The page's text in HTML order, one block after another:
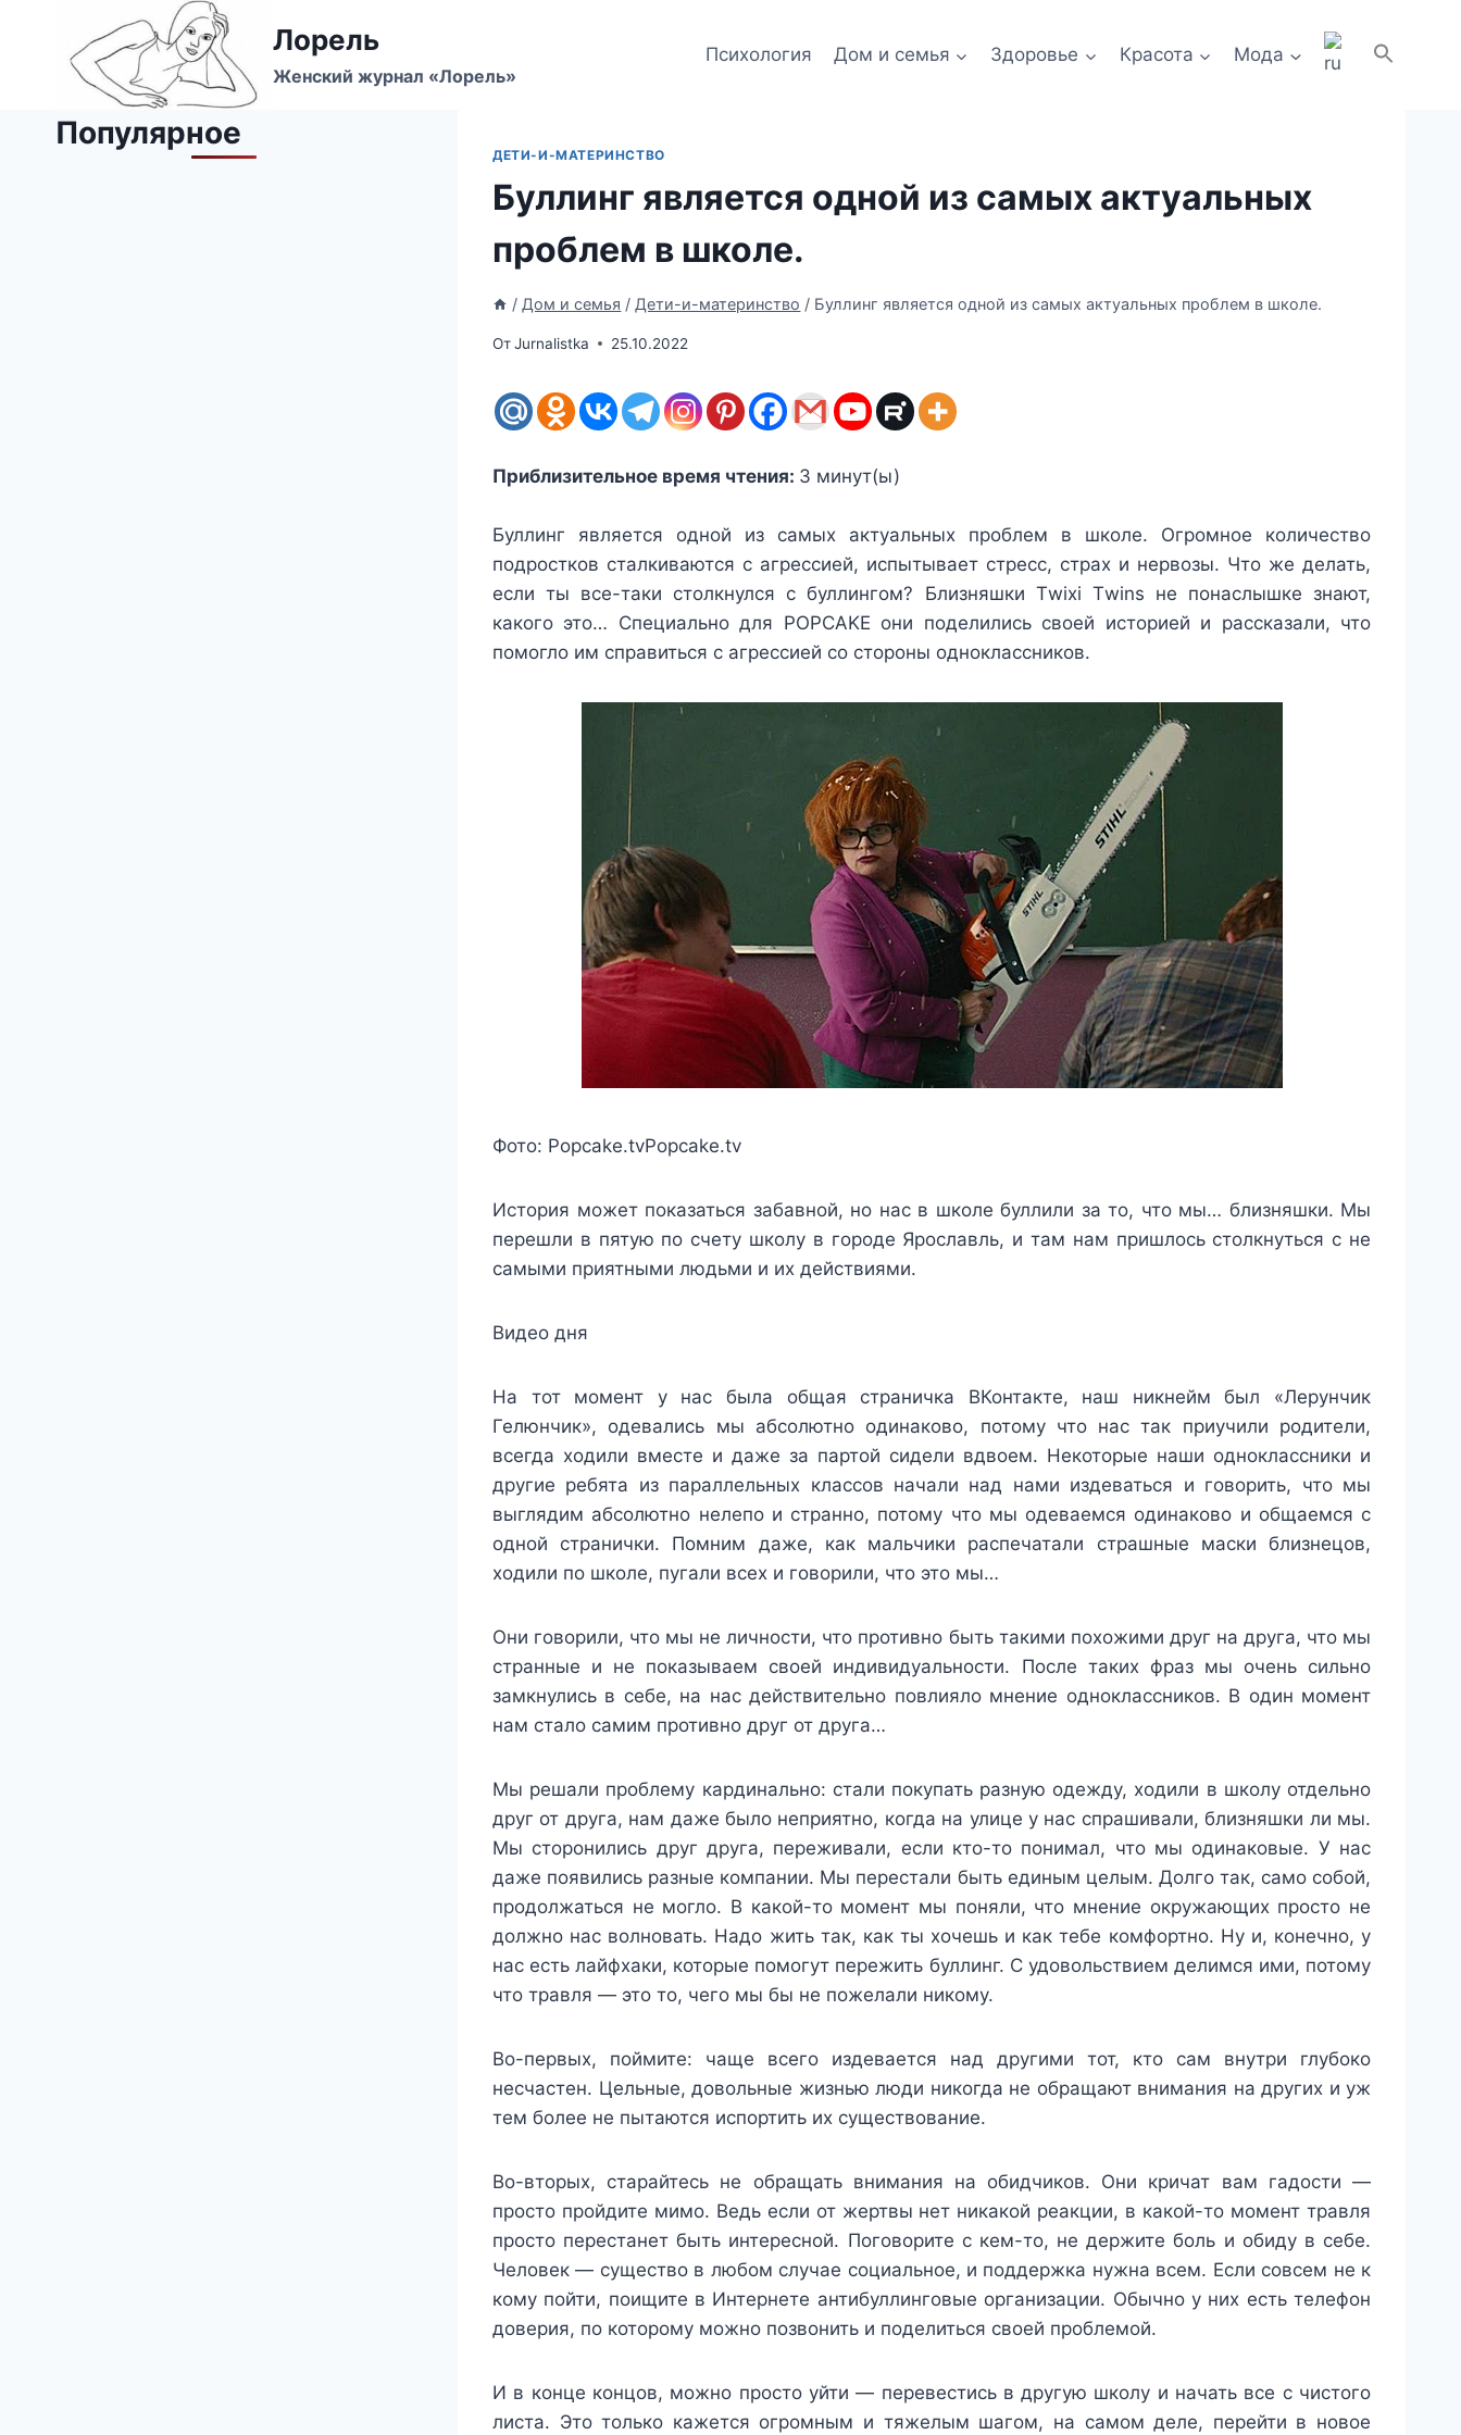
содержимому
Лорель
Женский журнал «Лорель»
Психология Дом и семья Здоровье Красота Мода
ДЕТИ-И-МАТЕРИНСТВО
Буллинг является одной из самых актуальных
проблем в школе.
/ Дом и семья / Дети-и-материнство / Буллинг является одной из самых актуальных проблем в школе.
ОтJurnalistka 25.10.2022
Приблизительное время чтения: 3 минут(ы)
Буллинг является одной из самых актуальных проблем в школе. Огромное количество
подростков сталкиваются с агрессией, испытывает стресс, страх и нервозы. Что же делать,
если ты все-таки столкнулся с буллингом? Близняшки Тwixi Тwins не понаслышке знают,
какого это… Специально для POPCAKE они поделились своей историей и рассказали, что
помогло им справиться с агрессией со стороны одноклассников.
Фото: Popcake.tvPopcake.tv
История может показаться забавной, но нас в школе буллили за то, что мы… близняшки. Мы
перешли в пятую по счету школу в городе Ярославль, и там нам пришлось столкнуться с не
самыми приятными людьми и их действиями.
Видео дня
На тот момент у нас была общая страничка ВКонтакте, наш никнейм был «Лерунчик
Гелюнчик», одевались мы абсолютно одинаково, потому что нас так приучили родители,
всегда ходили вместе и даже за партой сидели вдвоем. Некоторые наши одноклассники и
другие ребята из параллельных классов начали над нами издеваться и говорить, что мы
выглядим абсолютно нелепо и странно, потому что мы одеваемся одинаково и общаемся с
одной странички. Помним даже, как мальчики распечатали страшные маски близнецов,
ходили по школе, пугали всех и говорили, что это мы…
Они говорили, что мы не личности, что противно быть такими похожими друг на друга, что мы
странные и не показываем своей индивидуальности. После таких фраз мы очень сильно
замкнулись в себе, на нас действительно повлияло мнение одноклассников. В один момент
нам стало самим противно друг от друга…
Мы решали проблему кардинально: стали покупать разную одежду, ходили в школу отдельно
друг от друга, нам даже было неприятно, когда на улице у нас спрашивали, близняшки ли мы.
Мы сторонились друг друга, переживали, если кто-то понимал, что мы одинаковые. У нас
даже появились разные компании. Мы перестали быть единым целым. Долго так, само собой,
продолжаться не могло. В какой-то момент мы поняли, что мнение окружающих просто не
должно нас волновать. Надо жить так, как ты хочешь и как тебе комфортно. Ну и, конечно, у
нас есть лайфхаки, которые помогут пережить буллинг. С удовольствием делимся ими, потому
что травля — это то, чего мы бы не пожелали никому.
Во-первых, поймите: чаще всего издевается над другими тот, кто сам внутри глубоко
несчастен. Цельные, довольные жизнью люди никогда не обращают внимания на других и уж
тем более не пытаются испортить их существование.
Во-вторых, старайтесь не обращать внимания на обидчиков. Они кричат вам гадости —
просто пройдите мимо. Ведь если от жертвы нет никакой реакции, в какой-то момент травля
просто перестанет быть интересной. Поговорите с кем-то, не держите боль и обиду в себе.
Человек — существо в любом случае социальное, и поддержка нужна всем. Если совсем не к
кому пойти, поищите в Интернете антибуллинговые организации. Обычно у них есть телефон
доверия, по которому можно позвонить и поделиться своей проблемой.
И в конце концов, можно просто уйти — перевестись в другую школу и начать все с чистого
листа. Это только кажется огромным и тяжелым шагом, на самом деле, перейти в новое
Популярное